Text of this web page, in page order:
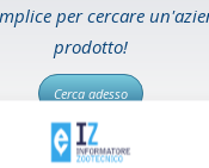
per cercare
prodotto!
Cerca adesso